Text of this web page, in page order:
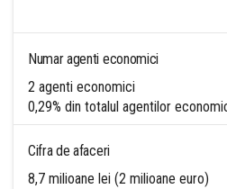
Numar agenti economici
2 agenti economici
0,29% din totalul agentilor
Cifra de afaceri
8,7 milioane lei (2 milioane euro)